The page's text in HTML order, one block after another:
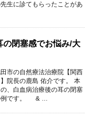
生に診てもらったことがあ
の閉塞感でお悩み/大
市の自然療法治療院【関西
院長の鹿島 佑介です。 本
、白血病治療後の耳の閉塞
例です。 & ...